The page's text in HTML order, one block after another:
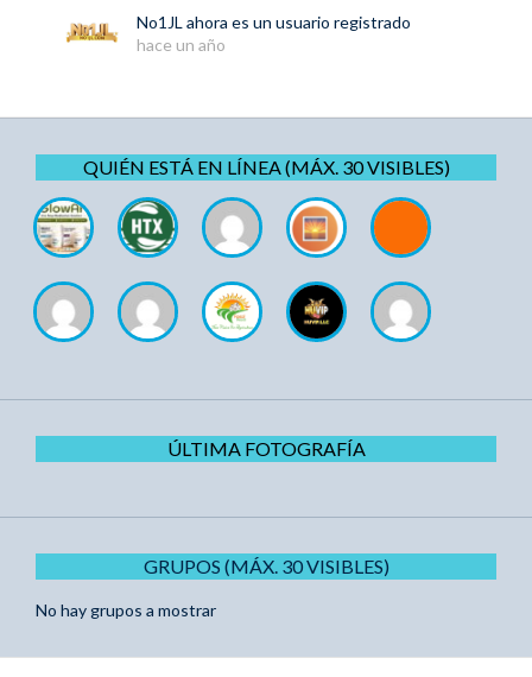
No1JLahora es un usuario registrado
hace un año
QUIÉN ESTÁ EN LÍNEA (MÁX. 30 VISIBLES)
ÚLTIMA FOTOGRAFÍA
GRUPOS (MÁX. 30 VISIBLES)
No hay grupos a mostrar